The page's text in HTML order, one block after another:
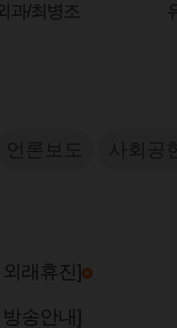
유방갑상선외
래휴진]
송안내]